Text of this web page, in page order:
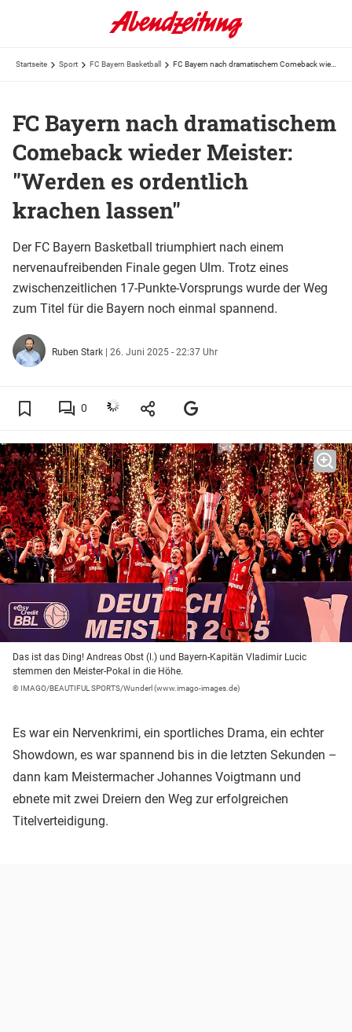
Startseite Sport FC Bayern Basketball
FC Bayern nach dramatischem
Comeback wieder Meister:
"Werden es ordentlich
krachen lassen"
Der FC Bayern Basketball triumphiert nach einem
nervenaufreibenden Finale gegen Ulm. Trotz eines
zwischenzeitlichen 17-Punkte-Vorsprungs wurde der Weg
zum Titel für die Bayern noch einmal spannend.
Ruben Stark | 26. Juni 2025 - 22:37 Uhr
0
Das ist das Ding! Andreas Obst (l.) und Bayern-Kapitän Vladimir Lucic
stemmen den Meister-Pokal in die Höhe.
© IMAGO/BEAUTIFUL SPORTS/Wunderl (www.imago-images.de)
Es war ein Nervenkrimi, ein sportliches Drama, ein echter
Showdown, es war spannend bis in die letzten Sekunden –
dann kam Meistermacher Johannes Voigtmann und
ebnete mit zwei Dreiern den Weg zur erfolgreichen
Titelverteidigung.